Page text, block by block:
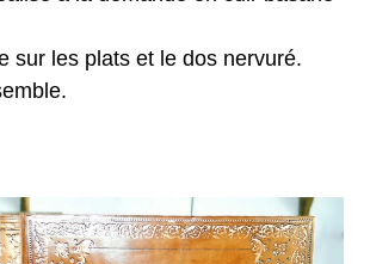
sur les plats et le dos nervuré.